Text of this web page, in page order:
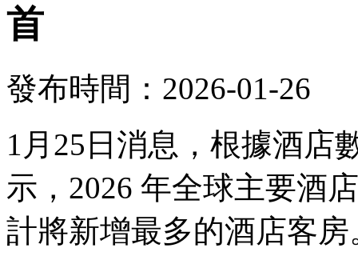
首
發布時間：2026-01-26
1月25日消息，根據酒店
示，2026 年全球主要酒
計將新增最多的酒店客